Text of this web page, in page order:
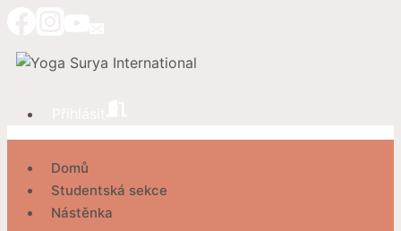
obsah
Domů
Studentská sekce
Nástěnka